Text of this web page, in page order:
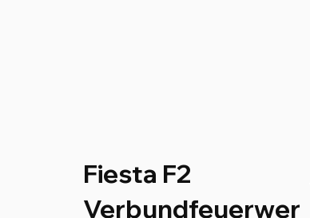
Fiesta F2
Verbundfeuerwer